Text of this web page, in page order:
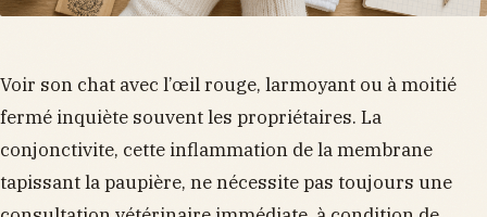
Voir son chat avec l’œil rouge, larmoyant ou à moitié
fermé inquiète souvent les propriétaires. La
conjonctivite, cette inflammation de la membrane
tapissant la paupière, ne nécessite pas toujours une